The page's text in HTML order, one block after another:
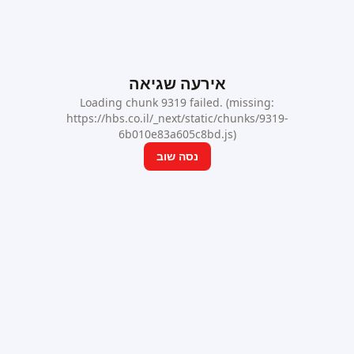
אירעה שגיאה
Loading chunk 9319 failed. (missing:
https://hbs.co.il/_next/static/chunks/9319-
6b010e83a605c8bd.js)